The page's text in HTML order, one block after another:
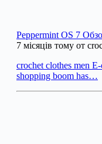
Peppermint OS 7
7 місяців тому от
crochet clothes men
shopping boom has…